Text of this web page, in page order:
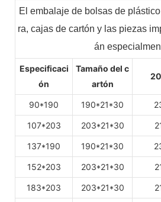
El embalaje de bolsas de
ra, cajas de cartón y las piezas
án
Especificaci
ón
Tamaño del c
artón
90*190 190*21*30
107*203 203*21*30
137*190 190*21*30
152*203 203*21*30
183*203 203*21*30